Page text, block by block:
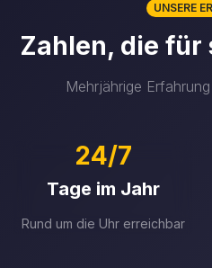
UNSERE
Zahlen, die für
Mehrjährige
24/7
Tage im Jahr
Rund um die Uhr erreichbar